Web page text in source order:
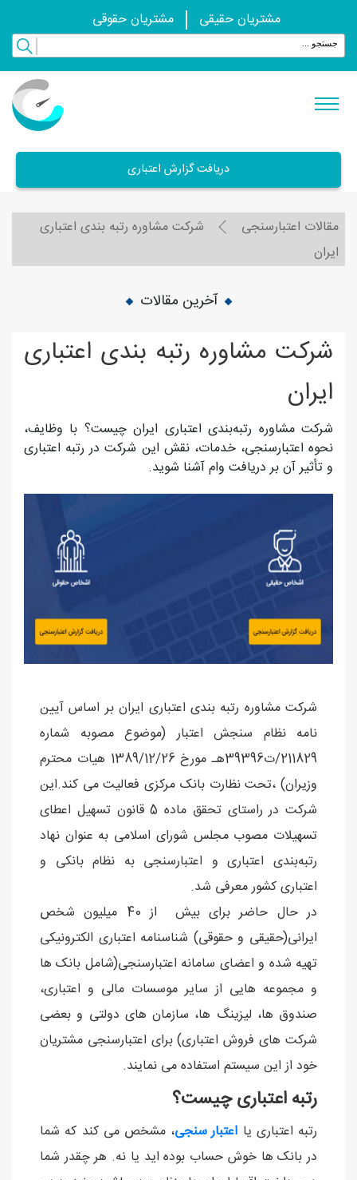
مشتریان حقیقی مشتریان حقوقی
دریافت گزارش اعتباری
مقالات اعتبارسنجی
شرکت مشاوره رتبه بندی اعتباری
ایران
آخرین مقالات
شرکت مشاوره رتبه بندی اعتباری
ایران
شرکت مشاوره رتبه‌بندی اعتباری ایران چیست؟ با وظایف،
نحوه اعتبارسنجی، خدمات، نقش این شرکت در رتبه اعتباری
و تأثیر آن بر دریافت وام آشنا شوید.
شرکت مشاوره رتبه بندی اعتباری ایران بر اساس آیین
نامه نظام سنجش اعتبار (موضوع مصوبه شماره
211829/ت39396هـ مورخ 1389/12/26 هیات محترم
وزیران) ،تحت نظارت بانک مرکزی فعالیت می کند.این
شرکت در راستای تحقق ماده 5 قانون تسهیل اعطای
تسهیلات مصوب مجلس شورای اسلامی به عنوان نهاد
رتبه‌بندی اعتباری و اعتبارسنجی به نظام بانکی و
اعتباری کشور معرفی شد.
در حال حاضر برای بیش از 40 میلیون شخص
ایرانی(حقیقی و حقوقی) شناسنامه اعتباری الکترونیکی
تهیه شده و اعضای سامانه اعتبارسنجی(شامل بانک ها
و مجموعه هایی از سایر موسسات مالی و اعتباری،
صندوق ها، لیزینگ ها، سازمان های دولتی و بعضی
شرکت های فروش اعتباری) برای اعتبارسنجی مشتریان
خود از این سیستم استفاده می نمایند.
رتبه اعتباری چیست؟
رتبه اعتباری یا اعتبار سنجی، مشخص می کند که شما
در بانک ها خوش حساب بوده اید یا نه. هر چقدر شما